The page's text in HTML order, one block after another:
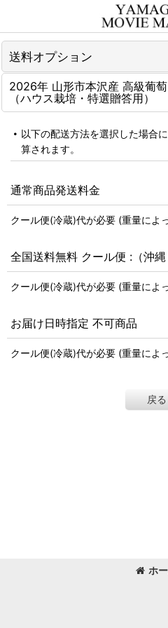
送料オプション
2026年 山形市本沢産 高級葡
（ハウス栽培・特選贈答用）
以下の配送方法を選択した場合
算されます。
通常商品発送料金
クール便(冷蔵)代が必要 (重量によ
全国送料無料 クール便 :（沖縄
クール便(冷蔵)代が必要 (重量によ
お届け日時指定 不可商品
クール便(冷蔵)代が必要 (重量によ
戻る
ホ